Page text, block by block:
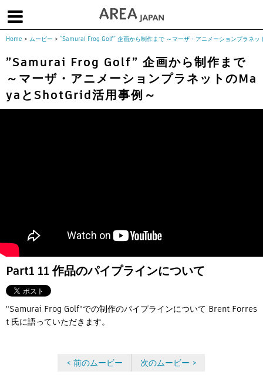
About us | フォーラム | お問合せ | メールマガジン
コラム チュートリアル
アニメ
Flow Production Tracking（旧ShotGrid）
Flow Studio
Home > ムービー > ”Samurai Frog Golf” 企画から制作まで ～マーザ・アニメーションプラネ
”Samurai Frog Golf” 企画から制作まで
～マーザ・アニメーションプラネットのMa
yaとShotGrid活用事例～
Part1 11 作品のパイプラインについて
"Samurai Frog Golf"での制作のパイプラインについて Brent Forres
t 氏に語っていただきます。
< 前のムービー 次のムービー >